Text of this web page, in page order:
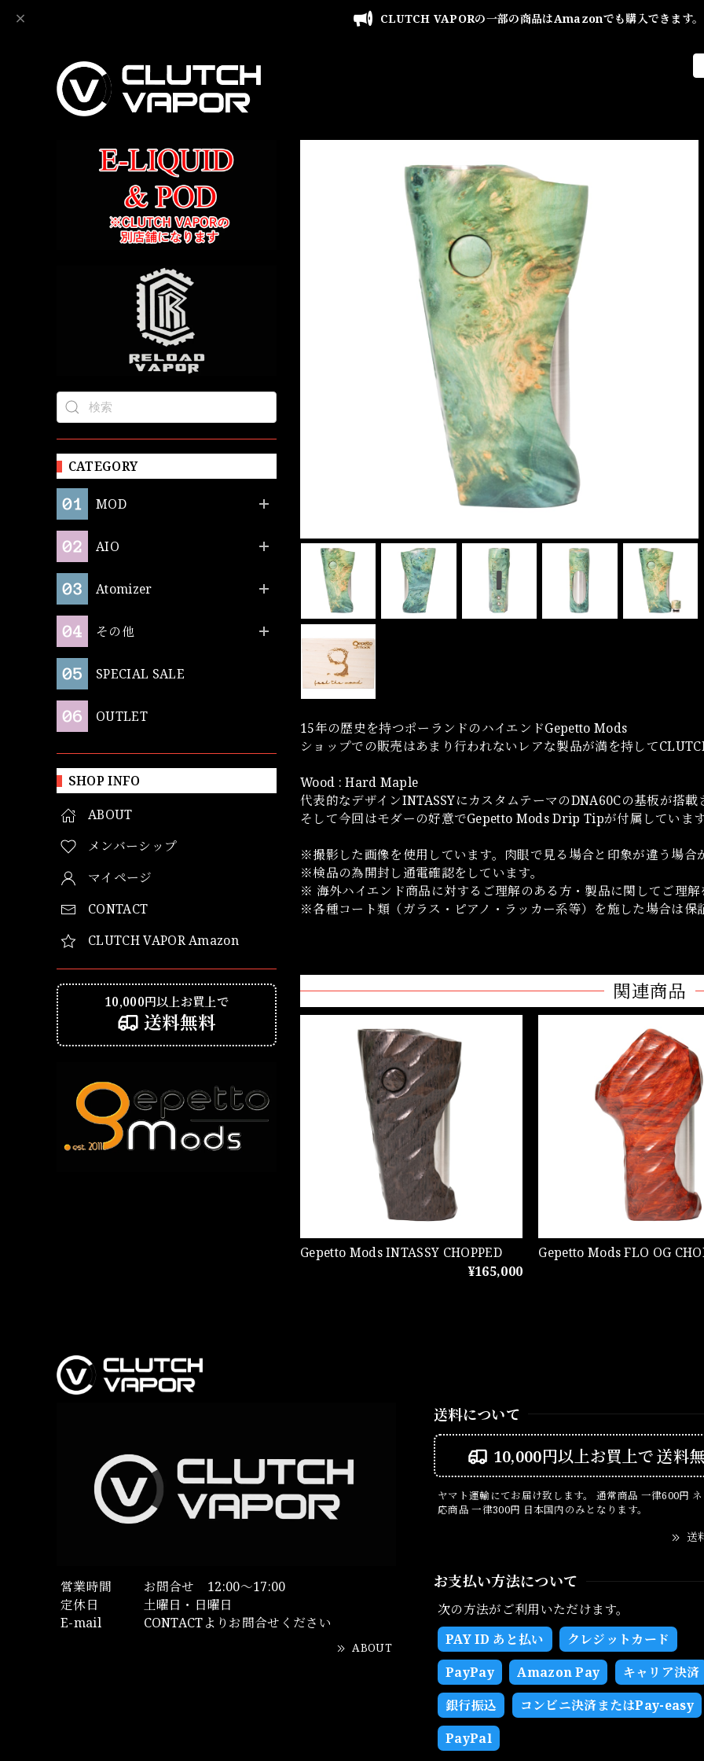
CLUTCH VAPORの一部の商品はAmazonでも購入できます。
CATEGORY
MOD
AIO
Atomizer
その他
SPECIAL SALE
OUTLET
SHOP INFO
ABOUT
メンバーシップ
マイページ
CONTACT
CLUTCH VAPOR Amazon
10,000円以上お買上で
送料無料
15年の歴史を持つポーランドのハイエンドGepetto Mods
ショップでの販売はあまり行われないレアな製品が満を持して
Wood : Hard Maple
代表的なデザインINTASSYにカスタムテーマのDNA60Cの基板が搭
そして今回はモダーの好意でGepetto Mods Drip Tipが付属していま
※撮影した画像を使用しています。肉眼で見る場合と印象が違う場合
※検品の為開封し通電確認をしています。
※ 海外ハイエンド商品に対するご理解のある方・製品に関してご理
※各種コート類（ガラス・ピアノ・ラッカー系等）を施した場合は保
関連商品
Gepetto Mods INTASSY CHOPPED
¥165,000
Gepetto Mods FLO OG
営業時間
お問合せ 12:00～17:00
定休日
土曜日・日曜日
E-mail
CONTACTよりお問合せください
ABOUT
送料について
10,000円以上お買上で送料
ヤマト運輸にてお届け致します。 通常商品 一律600円
応商品 一律300円 日本国内のみとなります。
送
お支払い方法について
次の方法がご利用いただけます。
PAY ID あと払い
クレジットカード
PayPay
Amazon Pay
キャリア決済
銀行振込
コンビニ決済またはPay-easy
PayPal